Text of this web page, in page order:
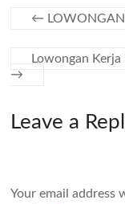
← LOWONGAN
Lowongan
→
Leave a
Your email address